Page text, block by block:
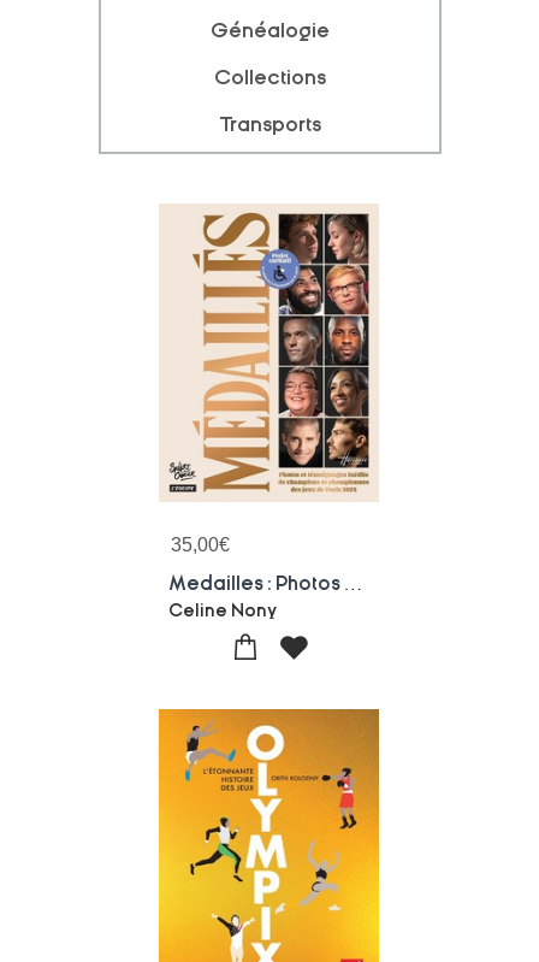
Généalogie
Collections
Transports
35,00€
Celine Nony